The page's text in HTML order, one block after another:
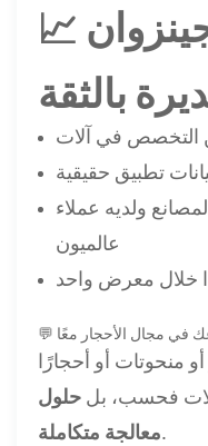
📈 ما الذي يجعل جينزوان
بالثقة
تطبيق حقيقية
ولديه عملاء
عالميون
في مجال الأحجار معًا
منحوتات أو أحجارًا
فحسب، بل حلول
معالجة متكاملة.